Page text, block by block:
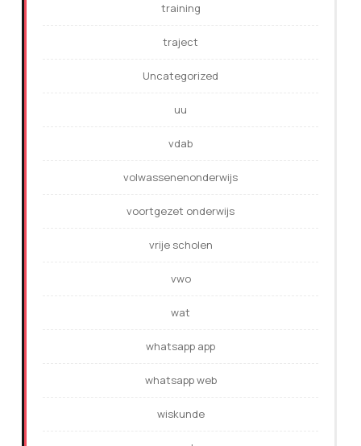
training
traject
Uncategorized
uu
vdab
volwassenenonderwijs
voortgezet onderwijs
vrije scholen
vwo
wat
whatsapp app
whatsapp web
wiskunde